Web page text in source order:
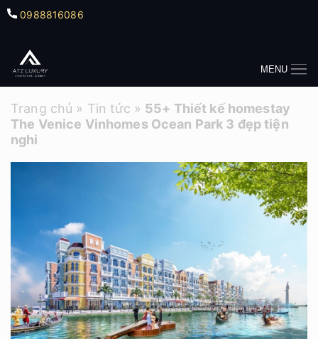
0988816086
MENU
Trang chủ » Tin tức » 55+ Thiết kế homestay
The Venice Vinhomes Ocean Park 3 đẹp tiện
nghi